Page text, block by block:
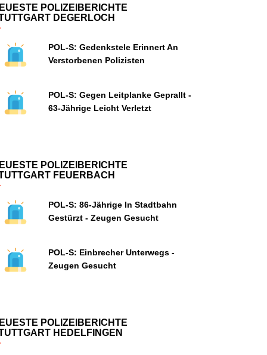
POLIZEIBERICHTE
DEGERLOCH
POL-S: Gedenkstele Erinnert An
Verstorbenen Polizisten
POL-S: Gegen Leitplanke Geprallt -
63-Jährige Leicht Verletzt
POLIZEIBERICHTE
FEUERBACH
POL-S: 86-Jährige In Stadtbahn
Gestürzt - Zeugen Gesucht
POL-S: Einbrecher Unterwegs -
Zeugen Gesucht
POLIZEIBERICHTE
HEDELFINGEN